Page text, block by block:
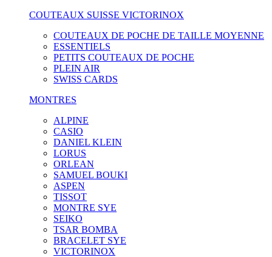
COUTEAUX SUISSE VICTORINOX
COUTEAUX DE POCHE DE TAILLE MOYENNE
ESSENTIELS
PETITS COUTEAUX DE POCHE
PLEIN AIR
SWISS CARDS
MONTRES
ALPINE
CASIO
DANIEL KLEIN
LORUS
ORLEAN
SAMUEL BOUKI
ASPEN
TISSOT
MONTRE SYE
SEIKO
TSAR BOMBA
BRACELET SYE
VICTORINOX